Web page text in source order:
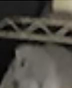
と交換させてい
◇ ...